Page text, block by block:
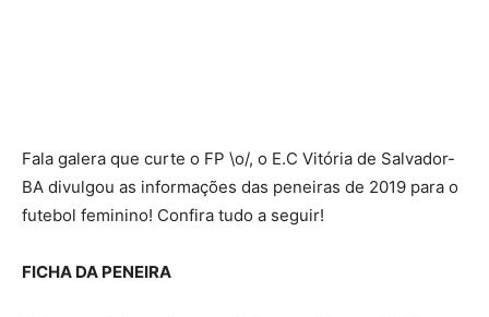
Fala galera que curte o FP \o/, o E.C Vitória de Salvador-
BA divulgou as informações das peneiras de 2019 para o
futebol feminino! Confira tudo a seguir!
FICHA DA PENEIRA